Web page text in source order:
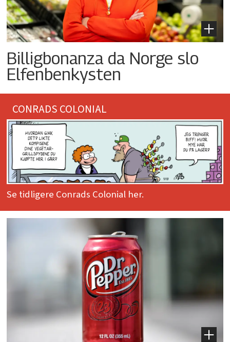
Billigbonanza da Norge slo
Elfenbenkysten
CONRADS COLONIAL
Se tidligere Conrads Colonial her.